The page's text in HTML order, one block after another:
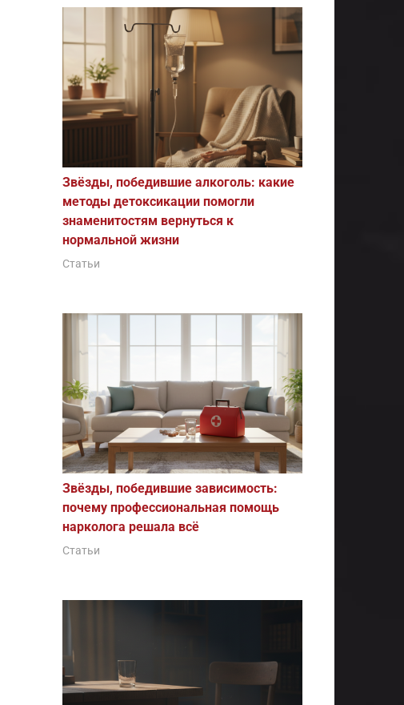
Звёзды, победившие алкоголь: какие
методы детоксикации помогли
знаменитостям вернуться к
нормальной жизни
Статьи
Звёзды, победившие зависимость:
почему профессиональная помощь
нарколога решала всё
Статьи